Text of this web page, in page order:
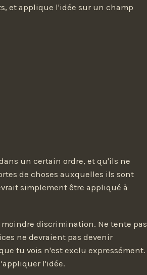
et applique l'idée sur un champ
un certain ordre, et qu'ils ne
de choses auxquelles ils sont
simplement être appliqué à
discrimination. Ne tente pas
ne devraient pas devenir
tu vois n'est exclu expressément.
l'idée.